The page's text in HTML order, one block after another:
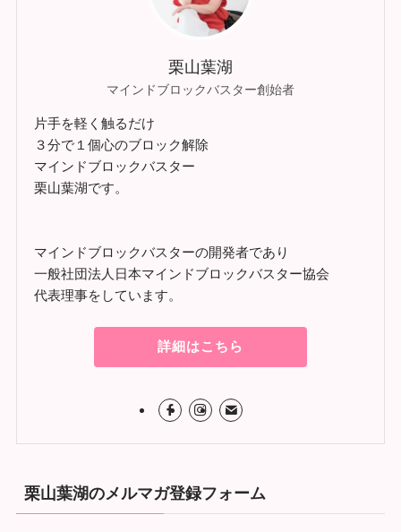
栗山葉湖
マインドブロックバスター創始者
片手を軽く触るだけ
３分で１個心のブロック解除
マインドブロックバスター
栗山葉湖です。
マインドブロックバスターの開発者であり
一般社団法人日本マインドブロックバスター協会
代表理事をしています。
詳細はこちら
栗山葉湖のメルマガ登録フォーム